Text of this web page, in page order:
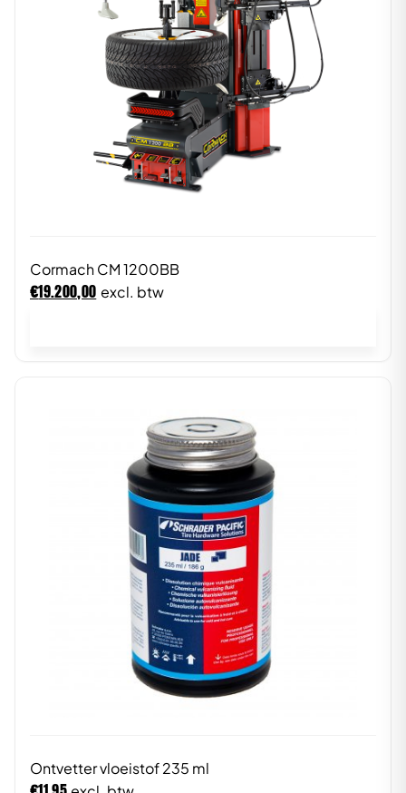
Cormach CM 1200BB
€19.200,00 excl. btw
Ontvetter vloeistof 235 ml